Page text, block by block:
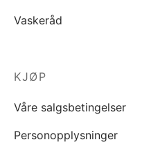
Vaskeråd
KJØP
Våre salgsbetingelser
Personopplysninger